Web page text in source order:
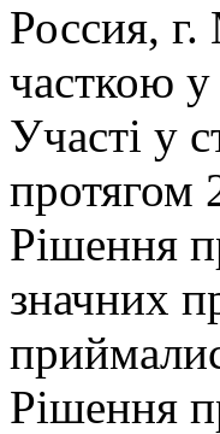
Россия,
часткою
Участi у
протягом
Рiшення
значних
Рiшення